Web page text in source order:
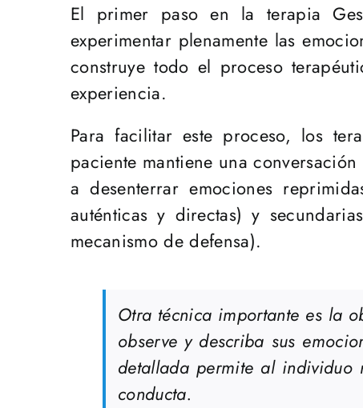
El primer paso en la terapia
experimentar plenamente las
construye todo el proceso
experiencia.
Para facilitar este proceso, los
paciente mantiene una
a desenterrar emociones
auténticas y directas) y
mecanismo de defensa).
Otra técnica importante es la
observe y describa sus
detallada permite al individuo
conducta.